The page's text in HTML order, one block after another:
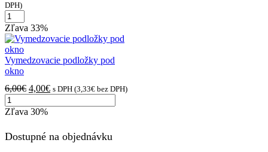
21,94€.
DPH)
množstvo
biela
600x1200mm
žalúzia
na
okno
Zľava 33%
Vymedzovacie podložky pod
okno
6,00€ Pôvodná
bola:
4,00€Aktuálna
je:
s DPH (3,33€ bez DPH)
množstvo
Vymedzovacie
pod
okno
Zľava 30%
Dostupné na objednávku